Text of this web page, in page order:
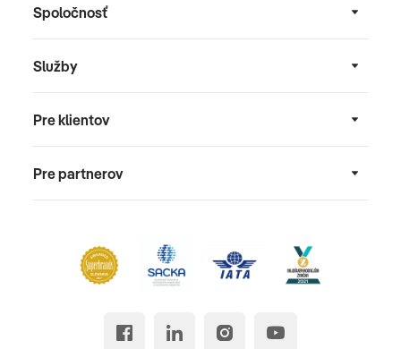
Spoločnosť
Služby
Pre klientov
Pre partnerov